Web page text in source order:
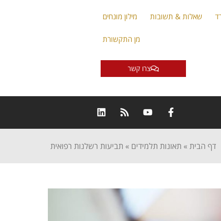
שאלות & תשובות מילון מונחים
מן התקשורת
צרו קשר
דף הבית » תאונות תלמידים » תביעות רשלנות רפואית